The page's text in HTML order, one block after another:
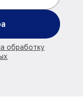
обработку